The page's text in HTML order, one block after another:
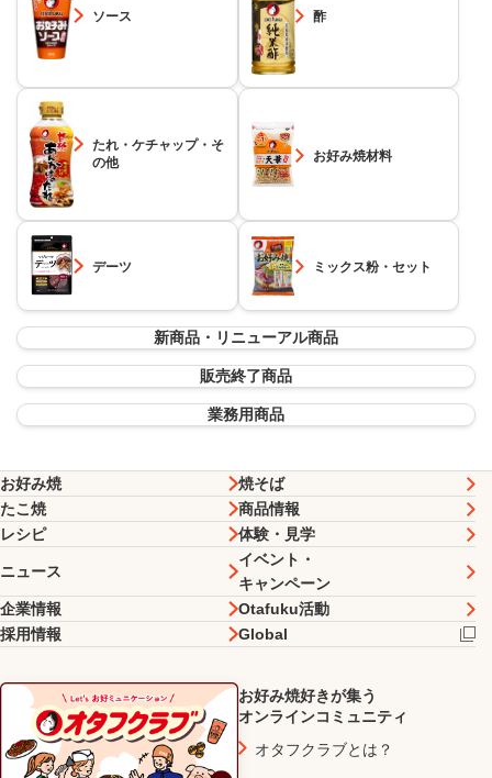
ソース 酢
たれ・ケチャップ・そ
の他
お好み焼材料
デーツ ミックス粉・セット
新商品・リニューアル商品
販売終了商品
業務用商品
お好み焼
焼そば
たこ焼
商品情報
レシピ
体験・見学
ニュース
イベント・
キャンペーン
企業情報
Otafuku活動
採用情報
Global
お好み焼好きが集う
オンラインコミュニティ
オタフクラブとは？